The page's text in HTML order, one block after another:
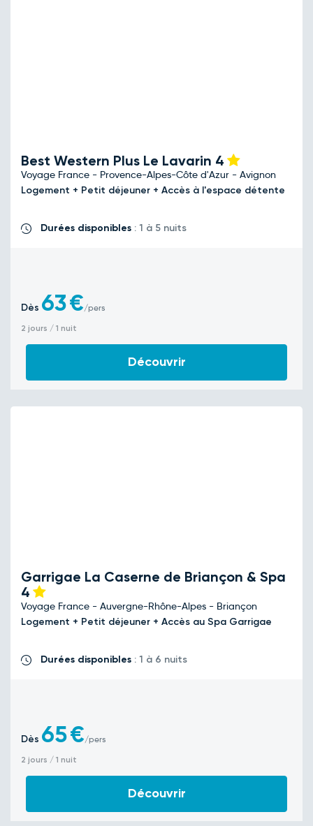
Best Western Plus Le Lavarin 4
Voyage France - Provence-Alpes-Côte d'Azur - Avignon
Logement + Petit déjeuner + Accès à l'espace détente
Durées disponibles : 1 à 5 nuits
Dès 63€/pers
2 jours / 1 nuit
Découvrir
Garrigae La Caserne de Briançon & Spa
4
Voyage France - Auvergne-Rhône-Alpes - Briançon
Logement + Petit déjeuner + Accès au Spa Garrigae
Durées disponibles : 1 à 6 nuits
Dès 65€/pers
2 jours / 1 nuit
Découvrir